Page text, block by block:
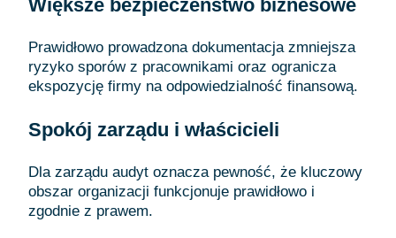
Większe bezpieczeństwo biznesowe
Prawidłowo prowadzona dokumentacja zmniejsza
ryzyko sporów z pracownikami oraz ogranicza
ekspozycję firmy na odpowiedzialność finansową.
Spokój zarządu i właścicieli
Dla zarządu audyt oznacza pewność, że kluczowy
obszar organizacji funkcjonuje prawidłowo i
zgodnie z prawem.